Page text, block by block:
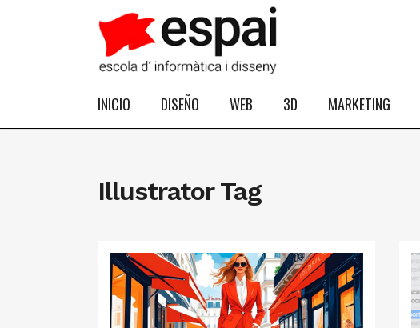
INICIO DISEÑO WEB 3D MARKETING
Illustrator Tag